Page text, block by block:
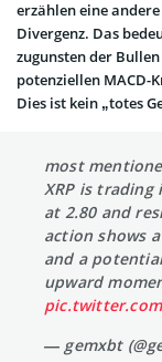
erzählen eine
Divergenz. Das
zugunsten der
potenziellen MACD-
Dies ist kein „totes
most
XRP is
at 2.80 and
action shows
and a
upward
— gemxbt